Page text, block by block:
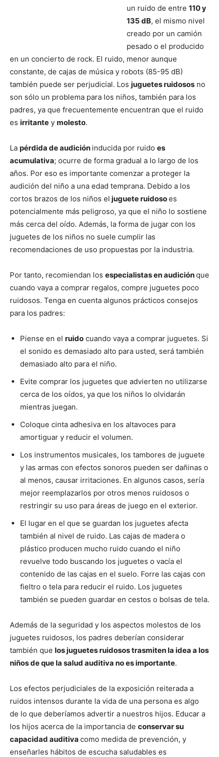
un ruido de entre 110 y
135 dB, el mismo nivel
creado por un camión
pesado o el producido
en un concierto de rock. El ruido, menor aunque
constante, de cajas de música y robots (85-95 dB)
también puede ser perjudicial. Los juguetes ruidosos no
son sólo un problema para los niños, también para los
padres, ya que frecuentemente encuentran que el ruido
es irritante y molesto.
La pérdida de audición inducida por ruido es
acumulativa; ocurre de forma gradual a lo largo de los
años. Por eso es importante comenzar a proteger la
audición del niño a una edad temprana. Debido a los
cortos brazos de los niños el juguete ruidosoes
potencialmente más peligroso, ya que el niño lo sostiene
más cerca del oído. Además, la forma de jugar con los
juguetes de los niños no suele cumplir las
recomendaciones de uso propuestas por la industria.
Por tanto, recomiendan los especialistas en audiciónque
cuando vaya a comprar regalos, compre juguetes poco
ruidosos. Tenga en cuenta algunos prácticos consejos
para los padres:
Piense en el ruido cuando vaya a comprar juguetes. Si
el sonido es demasiado alto para usted, será también
demasiado alto para el niño.
Evite comprar los juguetes que advierten no utilizarse
cerca de los oídos, ya que los niños lo olvidarán
mientras juegan.
Coloque cinta adhesiva en los altavoces para
amortiguar y reducir el volumen.
Los instrumentos musicales, los tambores de juguete
y las armas con efectos sonoros pueden ser dañinas o
al menos, causar irritaciones. En algunos casos, sería
mejor reemplazarlos por otros menos ruidosos o
restringir su uso para áreas de juego en el exterior.
El lugar en el que se guardan los juguetes afecta
también al nivel de ruido. Las cajas de madera o
plástico producen mucho ruido cuando el niño
revuelve todo buscando los juguetes o vacía el
contenido de las cajas en el suelo. Forre las cajas con
fieltro o tela para reducir el ruido. Los juguetes
también se pueden guardar en cestos o bolsas de tela.
Además de la seguridad y los aspectos molestos de los
juguetes ruidosos, los padres deberían considerar
también que los juguetes ruidosos trasmiten la idea a los
niños de que la salud auditiva no es importante.
Los efectos perjudiciales de la exposición reiterada a
ruidos intensos durante la vida de una persona es algo
de lo que deberíamos advertir a nuestros hijos. Educar a
los hijos acerca de la importancia de conservar su
capacidad auditiva como medida de prevención, y
enseñarles hábitos de escucha saludables es